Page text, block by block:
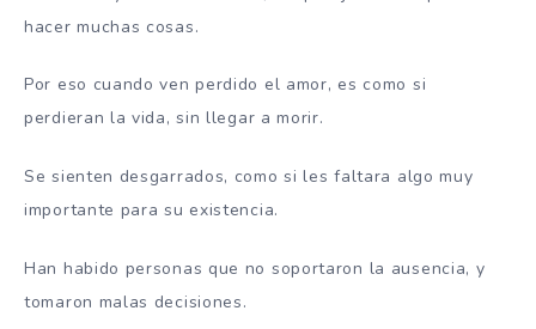
hacer muchas cosas.
Por eso cuando ven perdido el amor, es como si
perdieran la vida, sin llegar a morir.
Se sienten desgarrados, como si les faltara algo muy
importante para su existencia.
Han habido personas que no soportaron la ausencia, y
tomaron malas decisiones.